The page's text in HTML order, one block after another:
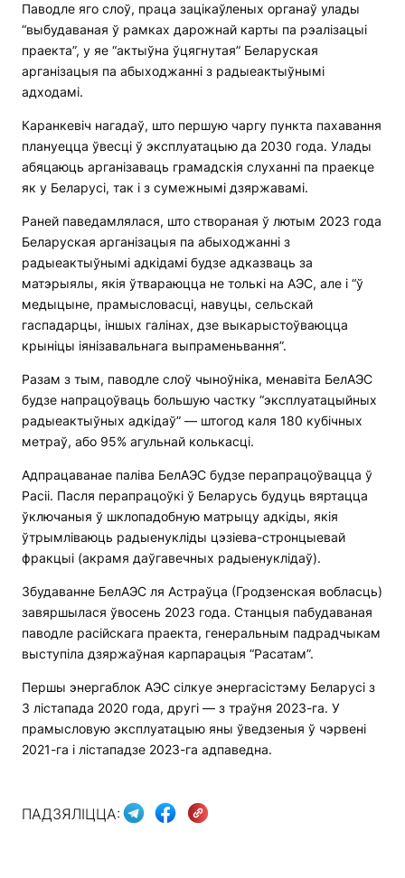
Паводле яго слоў, праца зацікаўленых органаў улады
“выбудаваная ў рамках дарожнай карты па рэалізацыі
праекта”, у яе “актыўна ўцягнутая” Беларуская
арганізацыя па абыходжанні з радыеактыўнымі
адходамі.
Каранкевіч нагадаў, што першую чаргу пункта пахавання
плануецца ўвесці ў эксплуатацыю да 2030 года. Улады
абяцаюць арганізаваць грамадскія слуханні па праекце
як у Беларусі, так і з сумежнымі дзяржавамі.
Раней паведамлялася, што створаная ў лютым 2023 года
Беларуская арганізацыя па абыходжанні з
радыеактыўнымі адкідамі будзе адказваць за
матэрыялы, якія ўтвараюцца не толькі на АЭС, але і “ў
медыцыне, прамысловасці, навуцы, сельскай
гаспадарцы, іншых галінах, дзе выкарыстоўваюцца
крыніцы іянізавальнага выпраменьвання”.
Разам з тым, паводле слоў чыноўніка, менавіта БелАЭС
будзе напрацоўваць большую частку “эксплуатацыйных
радыеактыўных адкідаў” — штогод каля 180 кубічных
метраў, або 95% агульнай колькасці.
Адпрацаванае паліва БелАЭС будзе перапрацоўвацца ў
Расіі. Пасля перапрацоўкі ў Беларусь будуць вяртацца
ўключаныя ў шклопадобную матрыцу адкіды, якія
ўтрымліваюць радыенукліды цэзіева-стронцыевай
фракцыі (акрамя даўгавечных радыенуклідаў).
Збудаванне БелАЭС ля Астраўца (Гродзенская вобласць)
завяршылася ўвосень 2023 года. Станцыя пабудаваная
паводле расійскага праекта, генеральным падрадчыкам
выступіла дзяржаўная карпарацыя “Расатам”.
Першы энергаблок АЭС сілкуе энергасістэму Беларусі з
3 лістапада 2020 года, другі — з траўня 2023-га. У
прамысловую эксплуатацыю яны ўведзеныя ў чэрвені
2021-га і лістападзе 2023-га адпаведна.
ПАДЗЯЛІЦЦА: